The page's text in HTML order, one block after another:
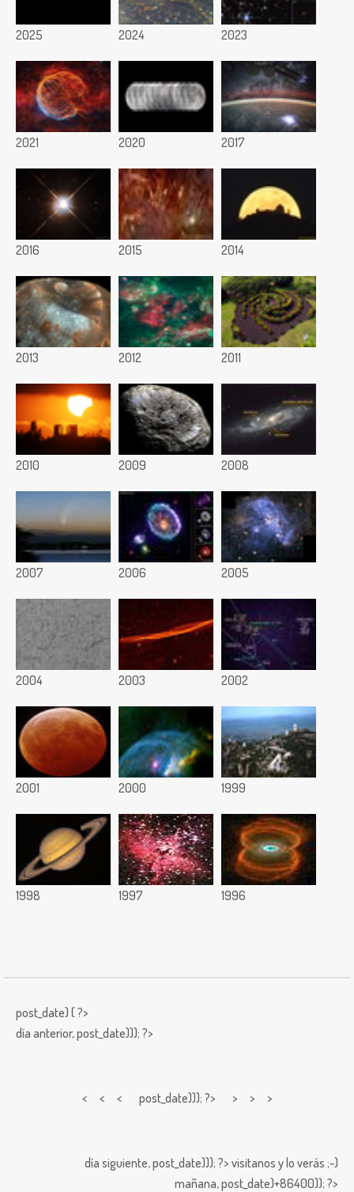
2025 2024 2023
2021 2020 2017
2016 2015 2014
2013 2012 2011
2010 2009 2008
2007 2006 2005
2004 2003 2002
2001 2000 1999
1998 1997 1996
post_date) { ?>
día anterior,post_date))); ?>
< < < post_date))); ?> > > >
día siguiente,post_date))); ?> visitanos y lo verás ;-)
mañana,post_date)+86400)); ?>